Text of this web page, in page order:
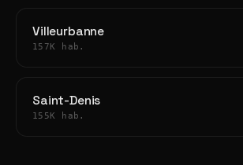
Villeurbanne
157K hab.
Saint-Denis
155K hab.